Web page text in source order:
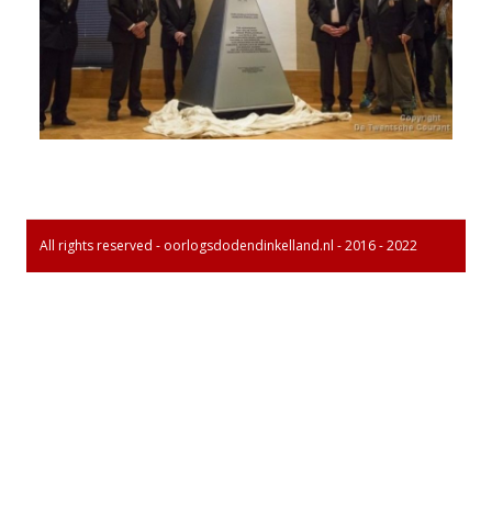
All rights reserved - oorlogsdodendinkelland.nl - 2016 - 2022